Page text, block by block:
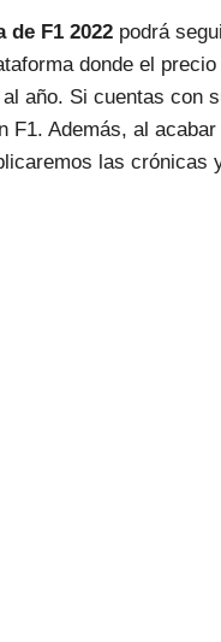
de F1 2022 podrá
donde el
año. Si cuentas con
F1. Además, al
las crónicas